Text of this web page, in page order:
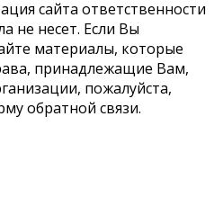
сайта ответственности
не несет. Если Вы
материалы, которые
принадлежащие Вам,
пожалуйста,
обратной связи.